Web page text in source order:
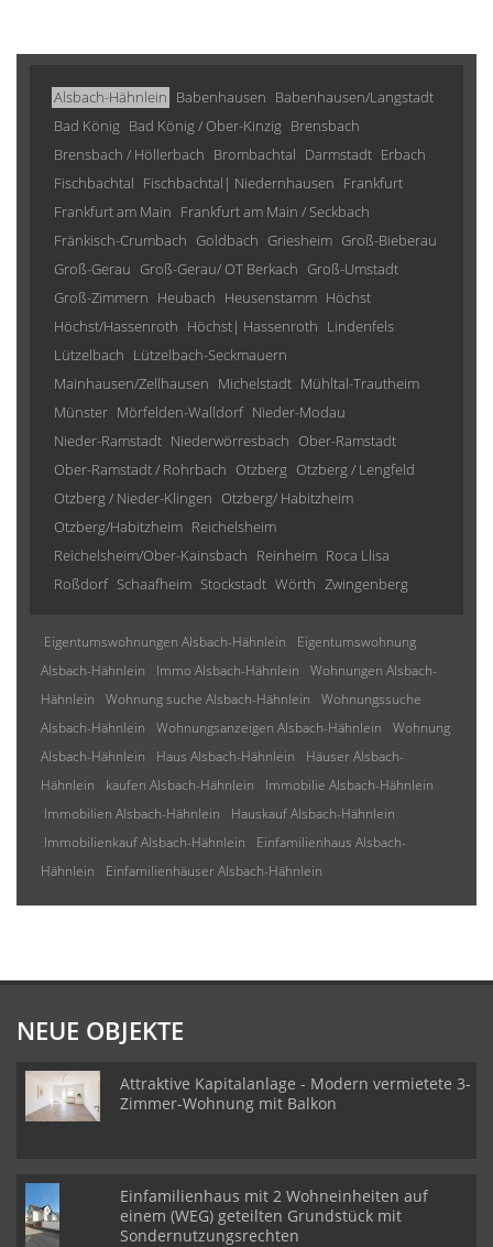
Alsbach-Hähnlein Babenhausen Babenhausen/Langstadt
Bad König Bad König / Ober-Kinzig Brensbach
Brensbach / Höllerbach Brombachtal Darmstadt Erbach
Fischbachtal Fischbachtal| Niedernhausen Frankfurt
Frankfurt am Main Frankfurt am Main / Seckbach
Fränkisch-Crumbach Goldbach Griesheim Groß-Bieberau
Groß-Gerau Groß-Gerau/ OT Berkach Groß-Umstadt
Groß-Zimmern Heubach Heusenstamm Höchst
Höchst/Hassenroth Höchst| Hassenroth Lindenfels
Lützelbach Lützelbach-Seckmauern
Mainhausen/Zellhausen Michelstadt Mühltal-Trautheim
Münster Mörfelden-Walldorf Nieder-Modau
Nieder-Ramstadt Niederwörresbach Ober-Ramstadt
Ober-Ramstadt / Rohrbach Otzberg Otzberg / Lengfeld
Otzberg / Nieder-Klingen Otzberg/ Habitzheim
Otzberg/Habitzheim Reichelsheim
Reichelsheim/Ober-Kainsbach Reinheim Roca Llisa
Roßdorf Schaafheim Stockstadt Wörth Zwingenberg
Eigentumswohnungen Alsbach-Hähnlein
Eigentumswohnung
Alsbach-Hähnlein
Immo Alsbach-Hähnlein
Wohnungen Alsbach-
Hähnlein
Wohnung suche Alsbach-Hähnlein
Wohnungssuche
Alsbach-Hähnlein
Wohnungsanzeigen Alsbach-Hähnlein
Wohnung
Alsbach-Hähnlein
Haus Alsbach-Hähnlein
Häuser Alsbach-
Hähnlein
kaufen Alsbach-Hähnlein
Immobilie Alsbach-Hähnlein
Immobilien Alsbach-Hähnlein
Hauskauf Alsbach-Hähnlein
Immobilienkauf Alsbach-Hähnlein
Einfamilienhaus Alsbach-
Hähnlein
Einfamilienhäuser Alsbach-Hähnlein
NEUE OBJEKTE
Attraktive Kapitalanlage - Modern vermietete 3-
Zimmer-Wohnung mit Balkon
Einfamilienhaus mit 2 Wohneinheiten auf
einem (WEG) geteilten Grundstück mit
Sondernutzungsrechten